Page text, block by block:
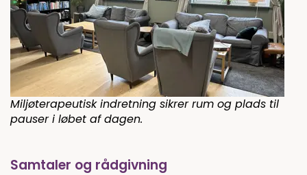
Miljøterapeutisk indretning sikrer rum og plads til
pauser i løbet af dagen.
Samtaler og rådgivning